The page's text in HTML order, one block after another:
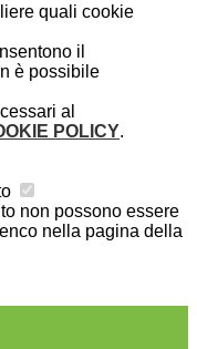
quali cookie
il
è possibile
al
POLICY.
non possono essere
nella pagina della